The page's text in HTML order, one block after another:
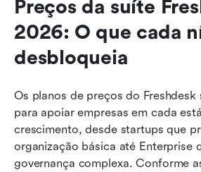
Preços da suíte
2026: O que cada
desbloqueia
Os planos de preços do Freshdesk
para apoiar empresas em cada
crescimento, desde startups que
organização básica até Enterprise
governança complexa. Conforme